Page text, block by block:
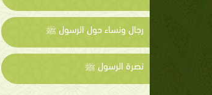
رجال ونساء حول الرسول ﷺ
نصرة الرسول ﷺ